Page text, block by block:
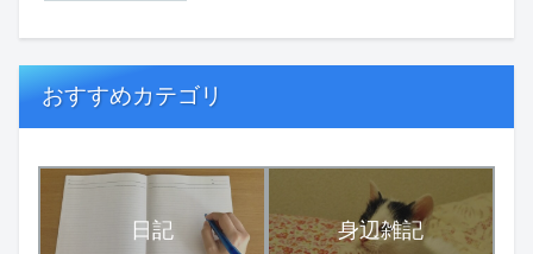
おすすめカテゴリ
日記 身辺雑記